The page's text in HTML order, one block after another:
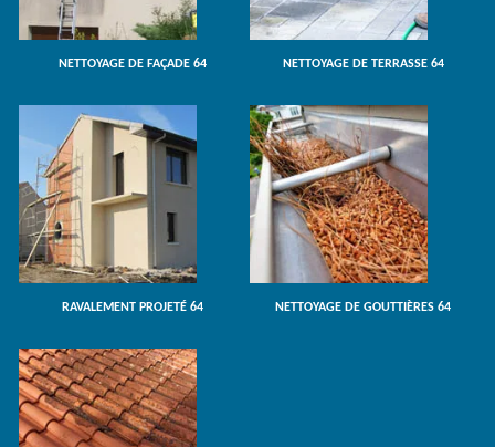
NETTOYAGE DE FAÇADE 64 NETTOYAGE DE TERRASSE 64
RAVALEMENT PROJETÉ 64 NETTOYAGE DE GOUTTIÈRES 64